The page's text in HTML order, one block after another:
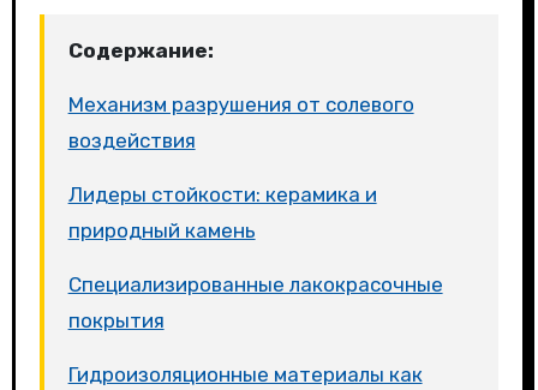
Содержание:
Механизм разрушения от солевого
воздействия
Лидеры стойкости: керамика и
природный камень
Специализированные лакокрасочные
покрытия
Гидроизоляционные материалы как